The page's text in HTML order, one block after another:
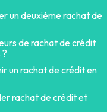
un deuxième rachat de
de rachat de crédit
un rachat de crédit en
rachat de crédit et